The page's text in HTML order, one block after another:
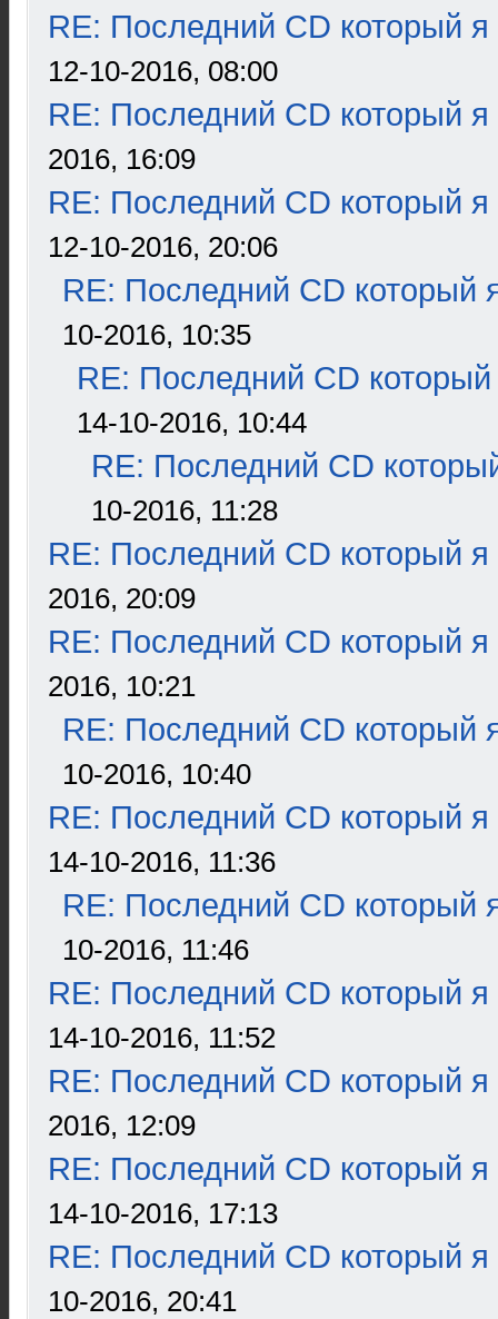
RE: Последний CD который я
12-10-2016, 08:00
RE: Последний CD который я
2016, 16:09
RE: Последний CD который я
12-10-2016, 20:06
RE: Последний CD который
10-2016, 10:35
RE: Последний CD который
14-10-2016, 10:44
RE: Последний CD
10-2016, 11:28
RE: Последний CD который я
2016, 20:09
RE: Последний CD который я
2016, 10:21
RE: Последний CD который
10-2016, 10:40
RE: Последний CD который я
14-10-2016, 11:36
RE: Последний CD который
10-2016, 11:46
RE: Последний CD который я
14-10-2016, 11:52
RE: Последний CD который я
2016, 12:09
RE: Последний CD который я
14-10-2016, 17:13
RE: Последний CD который я
10-2016, 20:41